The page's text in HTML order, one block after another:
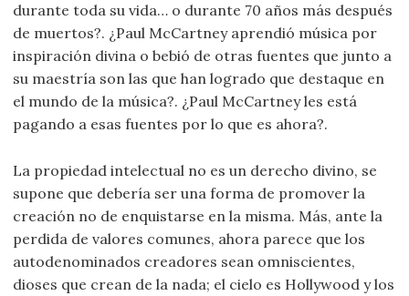
durante toda su vida… o durante 70 años más después
de muertos?. ¿Paul McCartney aprendió música por
inspiración divina o bebió de otras fuentes que junto a
su maestría son las que han logrado que destaque en
el mundo de la música?. ¿Paul McCartney les está
pagando a esas fuentes por lo que es ahora?.
La propiedad intelectual no es un derecho divino, se
supone que debería ser una forma de promover la
creación no de enquistarse en la misma. Más, ante la
perdida de valores comunes, ahora parece que los
autodenominados creadores sean omniscientes,
dioses que crean de la nada; el cielo es Hollywood y los